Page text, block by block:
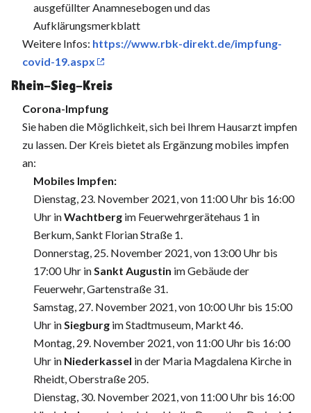
ausgefüllter Anamnesebogen und das
Aufklärungsmerkblatt
Weitere Infos: https://www.rbk-direkt.de/impfung-
covid-19.aspx
Rhein-Sieg-Kreis
Corona-Impfung
Sie haben die Möglichkeit, sich bei Ihrem Hausarzt impfen
zu lassen. Der Kreis bietet als Ergänzung mobiles impfen
an:
Mobiles Impfen:
Dienstag, 23. November 2021, von 11:00 Uhr bis 16:00
Uhr inWachtberg im Feuerwehrgerätehaus 1 in
Berkum, Sankt Florian Straße 1.
Donnerstag, 25. November 2021, von 13:00 Uhr bis
17:00 Uhr inSankt Augustin im Gebäude der
Feuerwehr, Gartenstraße 31.
Samstag, 27. November 2021, von 10:00 Uhr bis 15:00
Uhr inSiegburg im Stadtmuseum, Markt 46.
Montag, 29. November 2021, von 11:00 Uhr bis 16:00
Uhr in Niederkassel in der Maria Magdalena Kirche in
Rheidt, Oberstraße 205.
Dienstag, 30. November 2021, von 11:00 Uhr bis 16:00